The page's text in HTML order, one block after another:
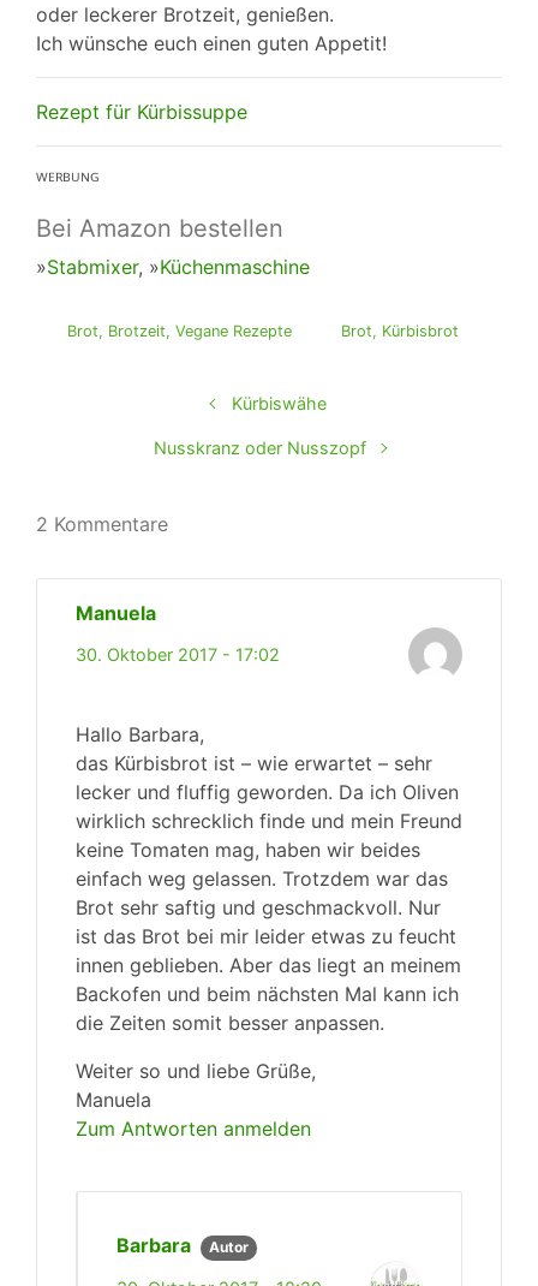
oder leckerer Brotzeit, genießen.
Ich wünsche euch einen guten Appetit!
Rezept für Kürbissuppe
ᵂᴱᴿᴮᵁᴺᴳ
Bei Amazon bestellen
»Stabmixer, »Küchenmaschine
Brot, Brotzeit, Vegane Rezepte Brot, Kürbisbrot
Kürbiswähe
Nusskranz oder Nusszopf
2 Kommentare
Manuela
30. Oktober 2017 - 17:02
Hallo Barbara,
das Kürbisbrot ist – wie erwartet – sehr
lecker und fluffig geworden. Da ich Oliven
wirklich schrecklich finde und mein Freund
keine Tomaten mag, haben wir beides
einfach weg gelassen. Trotzdem war das
Brot sehr saftig und geschmackvoll. Nur
ist das Brot bei mir leider etwas zu feucht
innen geblieben. Aber das liegt an meinem
Backofen und beim nächsten Mal kann ich
die Zeiten somit besser anpassen.
Weiter so und liebe Grüße,
Manuela
Zum Antworten anmelden
Barbara Autor